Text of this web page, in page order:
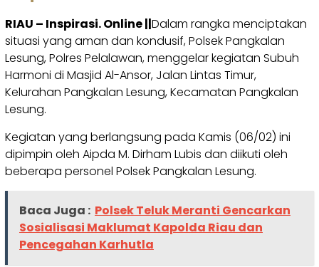
RIAU – Inspirasi. Online ||Dalam rangka menciptakan
situasi yang aman dan kondusif, Polsek Pangkalan
Lesung, Polres Pelalawan, menggelar kegiatan Subuh
Harmoni di Masjid Al-Ansor, Jalan Lintas Timur,
Kelurahan Pangkalan Lesung, Kecamatan Pangkalan
Lesung.
Kegiatan yang berlangsung pada Kamis (06/02) ini
dipimpin oleh Aipda M. Dirham Lubis dan diikuti oleh
beberapa personel Polsek Pangkalan Lesung.
Baca Juga : Polsek Teluk Meranti Gencarkan
Sosialisasi Maklumat Kapolda Riau dan
Pencegahan Karhutla